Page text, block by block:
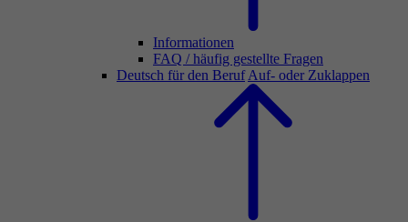
Informationen
FAQ / häufig gestellte Fragen
Deutsch für den Beruf Auf- oder Zuklappen